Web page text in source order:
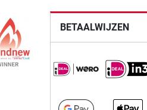
BETAALWIJZEN